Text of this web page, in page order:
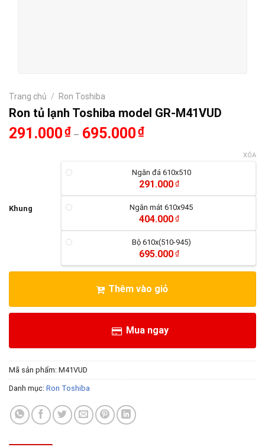
Trang chủ / Ron Toshiba
Ron tủ lạnh Toshiba model GR-M41VUD
291.000₫ – 695.000₫
Khung
Ngăn đá 610x510
291.000 ₫
Ngăn mát 610x945
404.000 ₫
Bộ 610x(510-945)
695.000 ₫
XÓA
Thêm vào giỏ
Mua ngay
Mã sản phẩm: M41VUD
Danh mục: Ron Toshiba